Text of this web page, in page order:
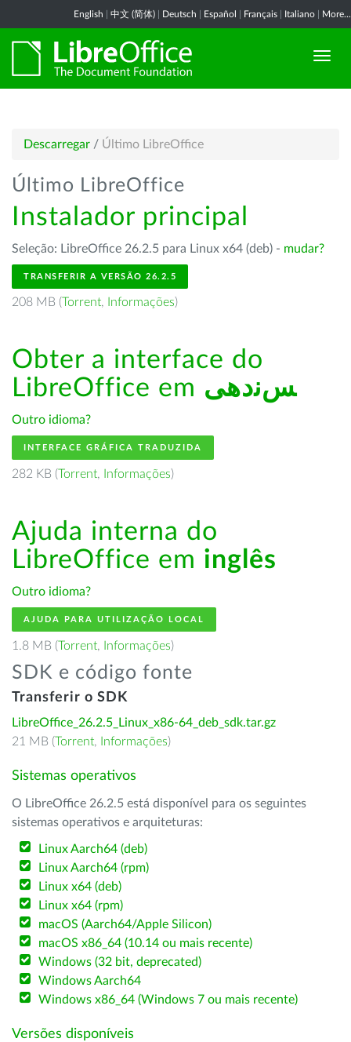
English 中文 (简体) Deutsch Español Français Italiano More...
Descarregar / Último LibreOffice
Último LibreOffice
Instalador principal
Seleção: LibreOffice 26.2.5 para Linux x64 (deb) - mudar?
TRANSFERIR A VERSÃO 26.2.5
208 MB (Torrent, Informações)
Obter a interface do
LibreOffice em ﺲﻧﺩھی
Outro idioma?
INTERFACE GRÁFICA TRADUZIDA
282 KB (Torrent, Informações)
Ajuda interna do
LibreOffice em inglês
Outro idioma?
AJUDA PARA UTILIZAÇÃO LOCAL
1.8 MB (Torrent, Informações)
SDK e código fonte
Transferir o SDK
LibreOffice_26.2.5_Linux_x86-64_deb_sdk.tar.gz
21 MB (Torrent, Informações)
Sistemas operativos
O LibreOffice 26.2.5 está disponível para os seguintes
sistemas operativos e arquiteturas:
Linux Aarch64 (deb)
Linux Aarch64 (rpm)
Linux x64 (deb)
Linux x64 (rpm)
macOS (Aarch64/Apple Silicon)
macOS x86_64 (10.14 ou mais recente)
Windows (32 bit, deprecated)
Windows Aarch64
Windows x86_64 (Windows 7 ou mais recente)
Versões disponíveis